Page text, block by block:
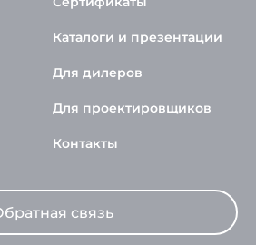
Каталоги и презентации
Для дилеров
Для проектировщиков
Контакты
связь